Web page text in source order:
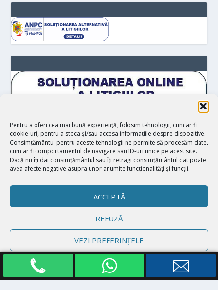
Pentru a oferi cea mai bună experiență, folosim tehnologii, cum ar fi
cookie-uri, pentru a stoca și/sau accesa informațiile despre dispozitive.
Consimțământul pentru aceste tehnologii ne permite să procesăm date,
cum ar fi comportamentul de navigare sau ID-uri unice pe acest site.
Dacă nu îți dai consimțământul sau îți retragi consimțământul dat poate
avea afecte negative asupra unor anumite funcționalități și funcții.
ACCEPTĂ
REFUZĂ
VEZI PREFERINȚELE
Politică cookie-uri Declarație de confidențialitate Impressum
Proiectat deElegant Themes| Realizat deWordPress